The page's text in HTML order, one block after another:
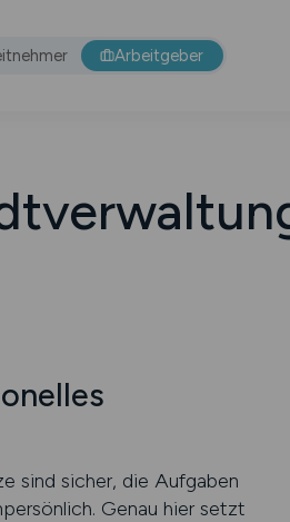
Arbeitgeber
sind sicher, die Aufgaben
Genau hier setzt